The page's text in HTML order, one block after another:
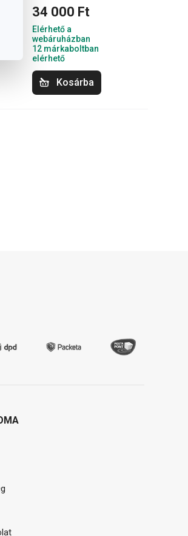
34 000 Ft
Elérhető a
webáruházban
12 márkaboltban
elérhető
Kosárba